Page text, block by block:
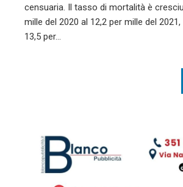
censuaria. Il tasso di mortalità è
mille del 2020 al 12,2 per mille del
13,5 per…